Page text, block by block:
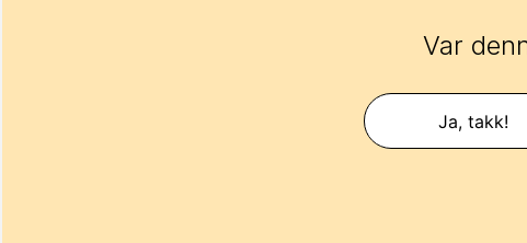
Var
Ja, takk!